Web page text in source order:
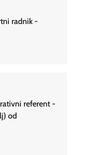
radnik -
referent -
od